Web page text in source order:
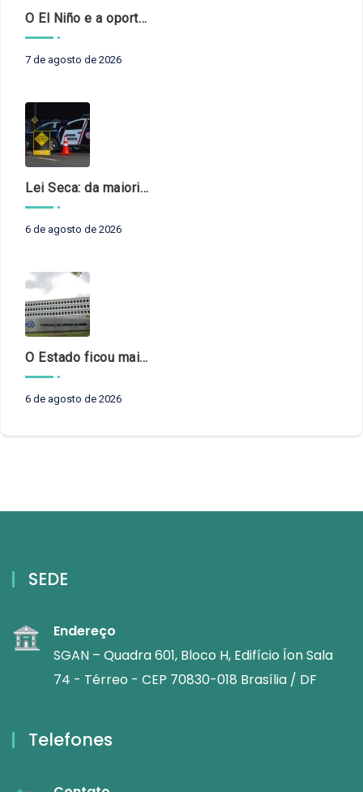
O El Niño e a oportunidade de fortalecer o controle externo das políticas climáticas
7 de agosto de 2026
Lei Seca: da maioridade à maturidade
6 de agosto de 2026
O Estado ficou mais complexo. O controle precisa acompanhar
6 de agosto de 2026
SEDE
Endereço
SGAN – Quadra 601, Bloco H, Edifício Íon Sala
74 - Térreo - CEP 70830-018 Brasília / DF
Telefones